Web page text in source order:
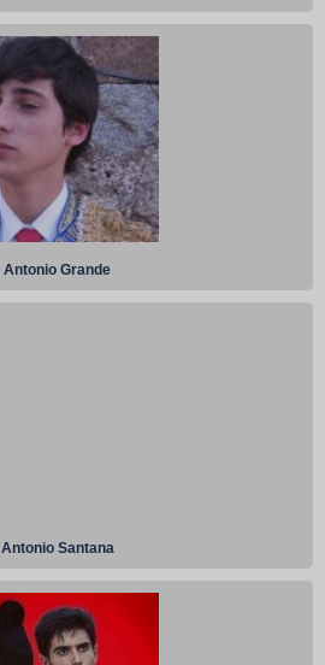
Antonio Grande
Antonio Santana